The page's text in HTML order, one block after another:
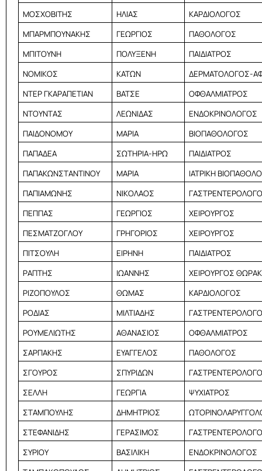
ΜΟΣΧΟΒΙΤΗΣ
ΗΛΙΑΣ
ΚΑΡΔΙΟΛΟΓΟΣ
ΜΠΑΡΜΠΟΥΝΑΚΗΣ
ΓΕΩΡΓΙΟΣ
ΠΑΘΟΛΟΓΟΣ
ΜΠΙΤΟΥΝΗ
ΠΟΛΥΞΕΝΗ
ΠΑΙΔΙΑΤΡΟΣ
ΝΟΜΙΚΟΣ
ΚΑΤΩΝ
ΔΕΡΜΑΤΟΛΟΓΟΣ-
ΝΤΕΡ ΓΚΑΡΑΠΕΤΙΑΝ
ΒΑΤΣΕ
ΟΦΘΑΛΜΙΑΤΡΟΣ
ΝΤΟΥΝΤΑΣ
ΛΕΩΝΙΔΑΣ
ΕΝΔΟΚΡΙΝΟΛΟΓΟΣ
ΠΑΙΔΟΝΟΜΟΥ
ΜΑΡΙΑ
ΒΙΟΠΑΘΟΛΟΓΟΣ
ΠΑΠΑΔΕΑ
ΣΩΤΗΡΙΑ-ΗΡΩ
ΠΑΙΔΙΑΤΡΟΣ
ΠΑΠΑΚΩΝΣΤΑΝΤΙΝΟΥ
ΜΑΡΙΑ
ΙΑΤΡΙΚΗ
ΠΑΠΙΑΜΩΝΗΣ
ΝΙΚΟΛΑΟΣ
ΠΕΠΠΑΣ
ΓΕΩΡΓΙΟΣ
ΧΕΙΡΟΥΡΓΟΣ
ΠΕΣΜΑΤΖΟΓΛΟΥ
ΓΡΗΓΟΡΙΟΣ
ΧΕΙΡΟΥΡΓΟΣ
ΠΙΤΣΟΥΛΗ
ΕΙΡΗΝΗ
ΠΑΙΔΙΑΤΡΟΣ
ΡΑΠΤΗΣ
ΙΩΑΝΝΗΣ
ΧΕΙΡΟΥΡΓΟΣ
ΡΙΖΟΠΟΥΛΟΣ
ΘΩΜΑΣ
ΚΑΡΔΙΟΛΟΓΟΣ
ΡΟΔΙΑΣ
ΜΙΛΤΙΑΔΗΣ
ΡΟΥΜΕΛΙΩΤΗΣ
ΑΘΑΝΑΣΙΟΣ
ΟΦΘΑΛΜΙΑΤΡΟΣ
ΣΑΡΠΑΚΗΣ
ΕΥΑΓΓΕΛΟΣ
ΠΑΘΟΛΟΓΟΣ
ΣΓΟΥΡΟΣ
ΣΠΥΡΙΔΩΝ
ΣΕΛΛΗ
ΓΕΩΡΓΙΑ
ΨΥΧΙΑΤΡΟΣ
ΣΤΑΜΠΟΥΛΗΣ
ΔΗΜΗΤΡΙΟΣ
ΣΤΕΦΑΝΙΔΗΣ
ΓΕΡΑΣΙΜΟΣ
ΣΥΡΙΟΥ
ΒΑΣΙΛΙΚΗ
ΕΝΔΟΚΡΙΝΟΛΟΓΟΣ